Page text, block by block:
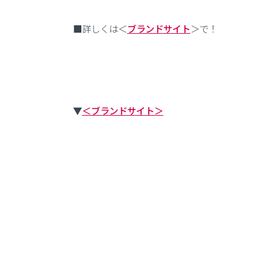
■詳しくは＜ブランドサイト＞で！
▼＜ブランドサイト＞